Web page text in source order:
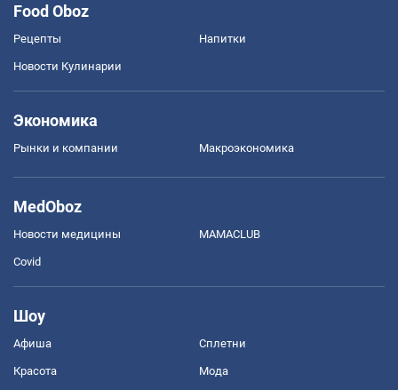
Food Oboz
Рецепты Напитки
Новости Кулинарии
Экономика
Рынки и компании Mакроэкономика
MedOboz
Новости медицины MAMACLUB
Covid
Шоу
Афиша Сплетни
Красота Мода